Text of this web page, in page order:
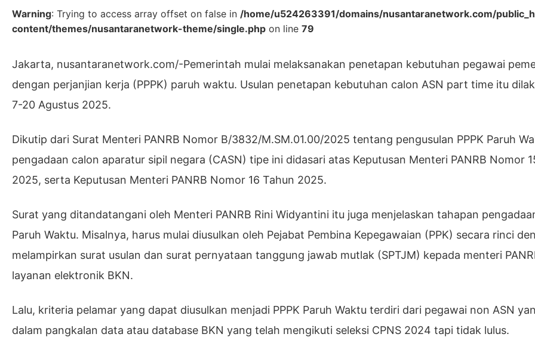
Warning: Trying to access array offset on false in /home/u524263391/domains/nusantaranetwork.com/
content/themes/nusantaranetwork-theme/single.php on line 79
Jakarta, nusantaranetwork.com/-Pemerintah mulai melaksanakan penetapan kebutuhan pegawai
dengan perjanjian kerja (PPPK) paruh waktu. Usulan penetapan kebutuhan calon ASN part time itu
7-20 Agustus 2025.
Dikutip dari Surat Menteri PANRB Nomor B/3832/M.SM.01.00/2025 tentang pengusulan PPPK Paruh
pengadaan calon aparatur sipil negara (CASN) tipe ini didasari atas Keputusan Menteri PANRB Nomor
2025, serta Keputusan Menteri PANRB Nomor 16 Tahun 2025.
Surat yang ditandatangani oleh Menteri PANRB Rini Widyantini itu juga menjelaskan tahapan
Paruh Waktu. Misalnya, harus mulai diusulkan oleh Pejabat Pembina Kepegawaian (PPK) secara rinci
melampirkan surat usulan dan surat pernyataan tanggung jawab mutlak (SPTJM) kepada menteri
layanan elektronik BKN.
Lalu, kriteria pelamar yang dapat diusulkan menjadi PPPK Paruh Waktu terdiri dari pegawai non ASN
dalam pangkalan data atau database BKN yang telah mengikuti seleksi CPNS 2024 tapi tidak lulus.